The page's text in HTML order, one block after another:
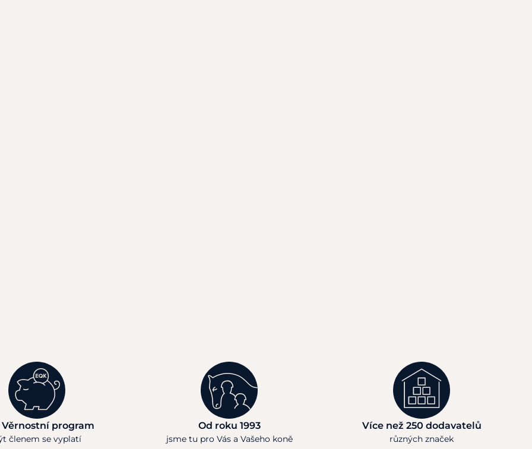
Věrnostní program
členem se vyplatí
Od roku 1993
jsme tu pro Vás a Vašeho koně
Více než 250 dodavatelů
různých značek